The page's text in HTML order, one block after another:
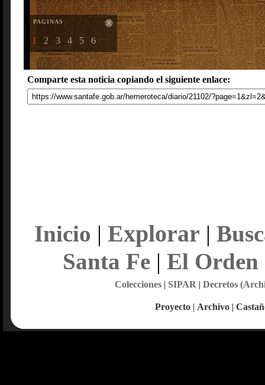
PAGINAS
1 2 3 4 5 6
Comparte esta noticia copiando el siguiente enlace:
Inicio | Explorar |
Santa Fe| El Orden
Colecciones| SIPAR | Decretos
Proyecto | Archivo |